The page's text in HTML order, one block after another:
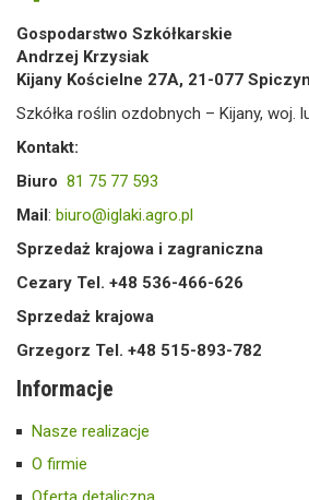
Gospodarstwo Szkółkarskie
Andrzej Krzysiak
Kijany Kościelne 27A, 21-077 Spiczyn
Szkółka roślin ozdobnych – Kijany, woj.
Kontakt:
Biuro 81 75 77 593
Mail : biuro@iglaki.agro.pl
Sprzedaż krajowa i zagraniczna
Cezary Tel. +48 536-466-626
Sprzedaż krajowa
Grzegorz Tel. +48 515-893-782
Informacje
Nasze realizacje
O firmie